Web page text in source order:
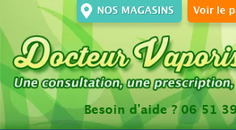
Voir le
NOS MAGASINS
Besoin d’aide ?06 51